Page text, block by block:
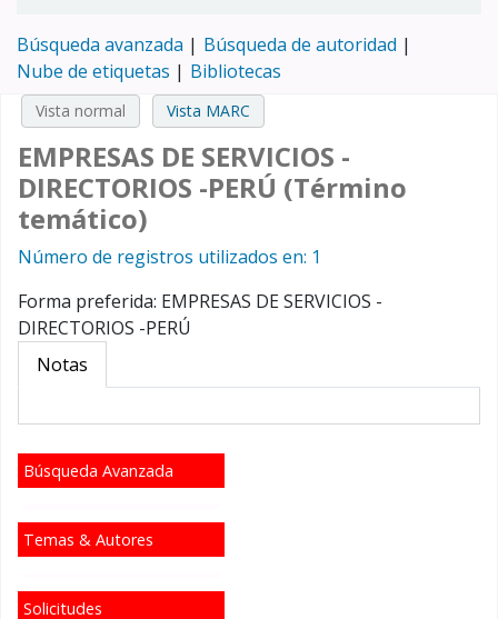
Búsqueda avanzada
Búsqueda de autoridad
Nube de etiquetas
Bibliotecas
Búsqueda Avanzada
Temas & Autores
Solicitudes
Vista normal Vista MARC
EMPRESAS DE SERVICIOS -
DIRECTORIOS -PERÚ (Término
temático)
Número de registros utilizados en: 1
Forma preferida: EMPRESAS DE SERVICIOS -
DIRECTORIOS -PERÚ
Notas